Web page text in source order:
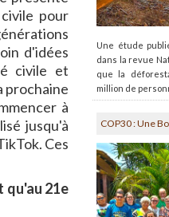
pour
d'idées
civile et
prochaine
à
jusqu'à
Ces
qu'au 21e
Une étude
dans la revue
que la
million de
COP30 : Une